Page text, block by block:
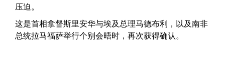
压迫。
这是首相拿督斯里安华与埃及总理马德布利，以及南非
总统拉马福萨举行个别会晤时，再次获得确认。